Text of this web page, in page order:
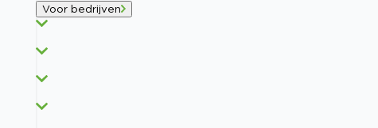
Voor bedrijven